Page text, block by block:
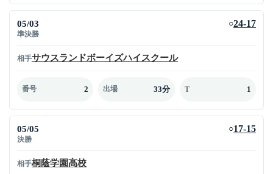
05/03
準決勝
○24-17
相手サウスランドボーイズハイスクール
番号 2 出場 33分 T 1
05/05
決勝
○17-15
相手桐蔭学園高校